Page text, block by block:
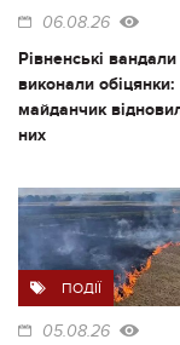
06.08.26
Рівненські
виконали обіцянки:
майданчик
них
ПОДІЇ
05.08.26